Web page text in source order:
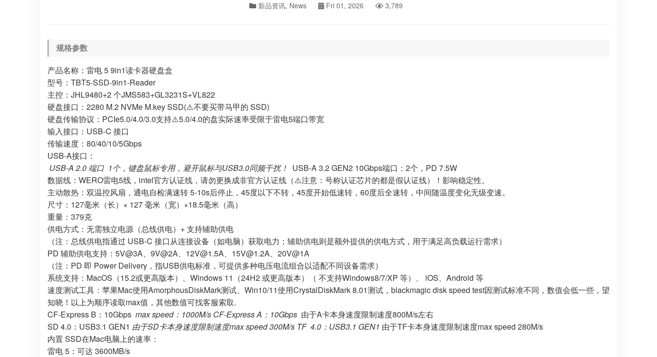
新品资讯, News Fri 01, 2026 3,789
规格参数
产品名称：雷电 5 9in1读卡器硬盘盒
型号：TBT5-SSD-9in1-Reader
主控：JHL9480+2 个JMS583+GL3231S+VL822
硬盘接口：2280 M.2 NVMe M.key SSD(⚠️不要买带马甲的 SSD)
硬盘传输协议：PCIe5.0/4.0/3.0支持⚠️5.0/4.0的盘实际速率受限于雷电5端口带宽
输入接口：USB-C 接口
传输速度：80/40/10/5Gbps
USB-A接口：
USB-A 2.0 端口 1个，键盘鼠标专用，避开鼠标与USB3.0同频干扰！ USB-A 3.2 GEN2 10Gbps端口：2个，PD 7.5W
数据线：WERO雷电5线，intel官方认证线，请勿更换成非官方认证线（⚠️注意：号称认证芯片的都是假认证线）！影响稳定性。
主动散热：双温控风扇，通电自检满速转 5-10s后停止，45度以下不转，45度开始低速转，60度后全速转，中间随温度变化无级变速。
尺寸：127毫米（长）× 127 毫米（宽）×18.5毫米（高）
重量：379克
供电方式：无需独立电源（总线供电）+ 支持辅助供电
（注：总线供电指通过 USB-C 接口从连接设备（如电脑）获取电力；辅助供电则是额外提供的供电方式，用于满足高负载运行需求）
PD 辅助供电支持：5V@3A、9V@2A、12V@1.5A、15V@1.2A、20V@1A
（注：PD 即 Power Delivery，指USB供电标准，可提供多种电压电流组合以适配不同设备需求）
系统支持：MacOS（15.2或更高版本）、Windows 11（24H2 或更高版本）（ 不支持Windows8/7/XP 等）、 iOS、Android 等
速度测试工具：苹果Mac使用AmorphousDiskMark测试、Win10/11使用CrystalDiskMark 8.01测试，blackmagic disk speed test因测试标准不同，数值会低一些，望
知晓！以上为顺序读取max值，其他数值可找客服索取.
CF-Express B：10Gbps max speed：1000M/s CF-Express A：10Gbps 由于A卡本身速度限制速度800M/s左右
SD 4.0：USB3.1 GEN1 由于SD卡本身速度限制速度max speed 300M/s TF 4.0：USB3.1 GEN1 由于TF卡本身速度限制速度max speed 280M/s
内置 SSD在Mac电脑上的速率：
雷电 5：可达 3600MB/s